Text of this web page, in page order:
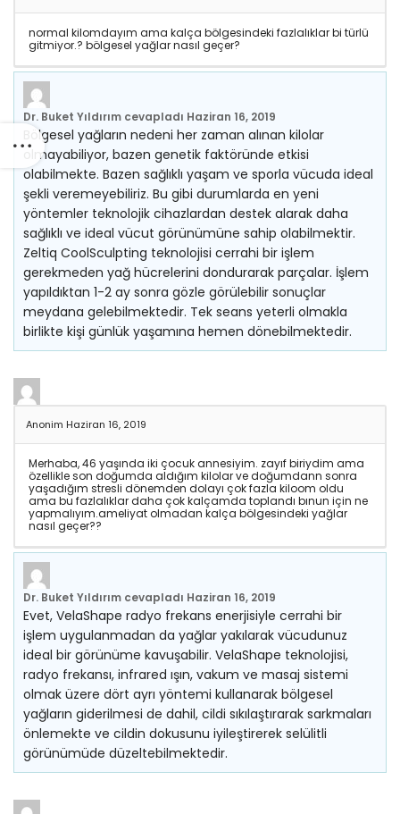
normal kilomdayım ama kalça bölgesindeki fazlalıklar bi türlü
gitmiyor.? bölgesel yağlar nasıl geçer?
Dr. Buket Yıldırım cevapladı Haziran 16, 2019
Bölgesel yağların nedeni her zaman alınan kilolar
olmayabiliyor, bazen genetik faktöründe etkisi
olabilmekte. Bazen sağlıklı yaşam ve sporla vücuda ideal
şekli veremeyebiliriz. Bu gibi durumlarda en yeni
yöntemler teknolojik cihazlardan destek alarak daha
sağlıklı ve ideal vücut görünümüne sahip olabilmektir.
Zeltiq CoolSculpting teknolojisi cerrahi bir işlem
gerekmeden yağ hücrelerini dondurarak parçalar. İşlem
yapıldıktan 1-2 ay sonra gözle görülebilir sonuçlar
meydana gelebilmektedir. Tek seans yeterli olmakla
birlikte kişi günlük yaşamına hemen dönebilmektedir.
Anonim Haziran 16, 2019
Merhaba, 46 yaşında iki çocuk annesiyim. zayıf biriydim ama
özellikle son doğumda aldığım kilolar ve doğumdann sonra
yaşadığım stresli dönemden dolayı çok fazla kiloom oldu
ama bu fazlalıklar daha çok kalçamda toplandı bınun için ne
yapmalıyım.ameliyat olmadan kalça bölgesindeki yağlar
nasıl geçer??
Dr. Buket Yıldırım cevapladı Haziran 16, 2019
Evet, VelaShape radyo frekans enerjisiyle cerrahi bir
işlem uygulanmadan da yağlar yakılarak vücudunuz
ideal bir görünüme kavuşabilir. VelaShape teknolojisi,
radyo frekansı, infrared ışın, vakum ve masaj sistemi
olmak üzere dört ayrı yöntemi kullanarak bölgesel
yağların giderilmesi de dahil, cildi sıkılaştırarak sarkmaları
önlemekte ve cildin dokusunu iyileştirerek selülitli
görünümüde düzeltebilmektedir.